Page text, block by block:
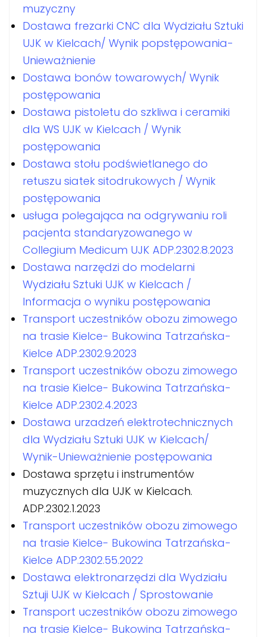
muzyczny
Dostawa frezarki CNC dla Wydziału Sztuki
UJK w Kielcach/ Wynik popstępowania-
Unieważnienie
Dostawa bonów towarowych/ Wynik
postępowania
Dostawa pistoletu do szkliwa i ceramiki
dla WS UJK w Kielcach / Wynik
postępowania
Dostawa stołu podświetlanego do
retuszu siatek sitodrukowych / Wynik
postępowania
usługa polegająca na odgrywaniu roli
pacjenta standaryzowanego w
Collegium Medicum UJK ADP.2302.8.2023
Dostawa narzędzi do modelarni
Wydziału Sztuki UJK w Kielcach /
Informacja o wyniku postępowania
Transport uczestników obozu zimowego
na trasie Kielce- Bukowina Tatrzańska-
Kielce ADP.2302.9.2023
Transport uczestników obozu zimowego
na trasie Kielce- Bukowina Tatrzańska-
Kielce ADP.2302.4.2023
Dostawa urzadzeń elektrotechnicznych
dla Wydziału Sztuki UJK w Kielcach/
Wynik-Unieważnienie postępowania
Dostawa sprzętu i instrumentów
muzycznych dla UJK w Kielcach.
ADP.2302.1.2023
Transport uczestników obozu zimowego
na trasie Kielce- Bukowina Tatrzańska-
Kielce ADP.2302.55.2022
Dostawa elektronarzędzi dla Wydziału
Sztuji UJK w Kielcach / Sprostowanie
Transport uczestników obozu zimowego
na trasie Kielce- Bukowina Tatrzańska-